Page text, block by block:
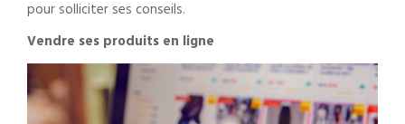
pour solliciter ses conseils.
Vendre ses produits en ligne